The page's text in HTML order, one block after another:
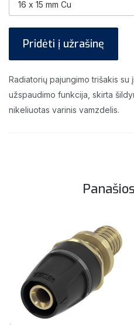
Pridėti į užrašinę
Radiatorių pajungimo trišakis su
užspaudimo funkcija, skirta
nikeliuotas varinis vamzdelis.